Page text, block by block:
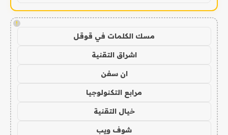
!
مسك الكلمات في قوقل
اشراق التقنية
ان سفن
مرابع التكنولوجيا
خيال التقنية
شوف ويب